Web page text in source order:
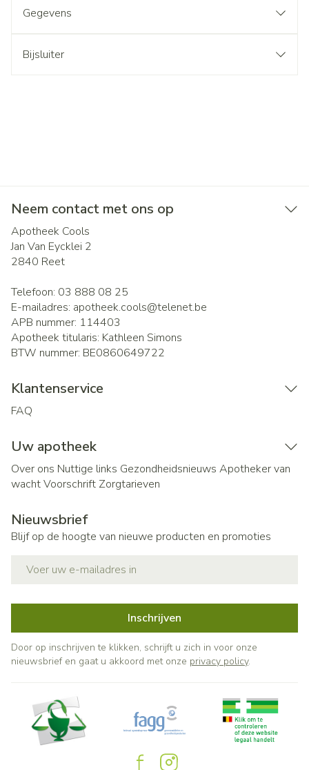
Gegevens
Bijsluiter
Neem contact met ons op
Apotheek Cools
Jan Van Eycklei 2
2840 Reet
Telefoon: 03 888 08 25
E-mailadres: apotheek.cools@telenet.be
APB nummer: 114403
Apotheek titularis: Kathleen Simons
BTW nummer: BE0860649722
Klantenservice
FAQ
Uw apotheek
Over ons Nuttige links Gezondheidsnieuws Apotheker van
wachtVoorschrift Zorgtarieven
Nieuwsbrief
Blijf op de hoogte van nieuwe producten en promoties
Inschrijven
Door op inschrijven te klikken, schrijft u zich in voor onze
nieuwsbrief en gaat u akkoord met onze privacy policy.